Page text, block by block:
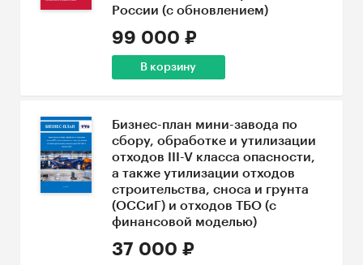
России (с обновлением)
99 000 ₽
В корзину
Бизнес-план мини-завода по
сбору, обработке и утилизации
отходов III-V класса опасности,
а также утилизации отходов
строительства, сноса и грунта
(ОССиГ) и отходов ТБО (с
финансовой моделью)
37 000 ₽